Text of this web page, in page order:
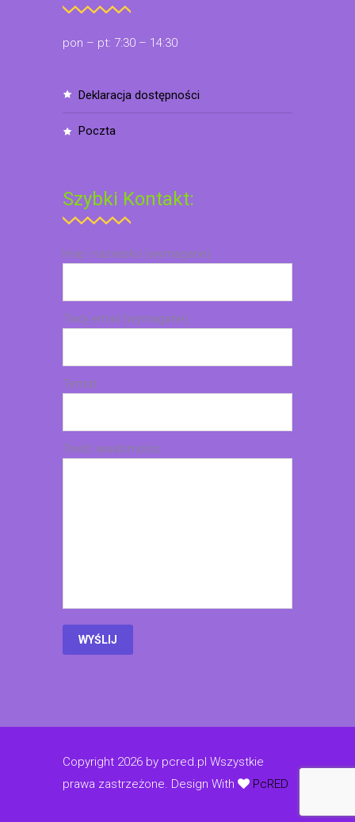
pon – pt: 7:30 – 14:30
deklaracja dostępności
poczta
Szybki Kontakt:
Imię i nazwisko (wymagane)
Twój email (wymagane)
Temat
Treść wiadomości
Copyright 2026 by pcred.pl Wszystkie
prawa zastrzeżone. Design With PcRED